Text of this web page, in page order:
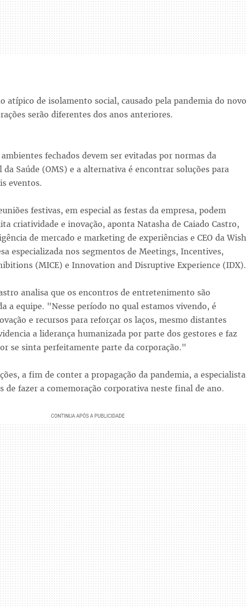
atípico de isolamento social, causado pela pandemia do novo
serão diferentes dos anos anteriores.
fechados devem ser evitadas por normas da
Saúde (OMS) e a alternativa é encontrar soluções para
eventos.
festivas, em especial as festas da empresa, podem
criatividade e inovação, aponta Natasha de Caiado Castro,
de mercado e marketing de experiências e CEO da Wish
especializada nos segmentos de Meetings, Incentives,
(MICE) e Innovation and Disruptive Experience (IDX).
analisa que os encontros de entretenimento são
a equipe. "Nesse período no qual estamos vivendo, é
e recursos para reforçar os laços, mesmo distantes
a liderança humanizada por parte dos gestores e faz
se sinta perfeitamente parte da corporação."
a fim de conter a propagação da pandemia, a especialista
de fazer a comemoração corporativa neste final de ano.